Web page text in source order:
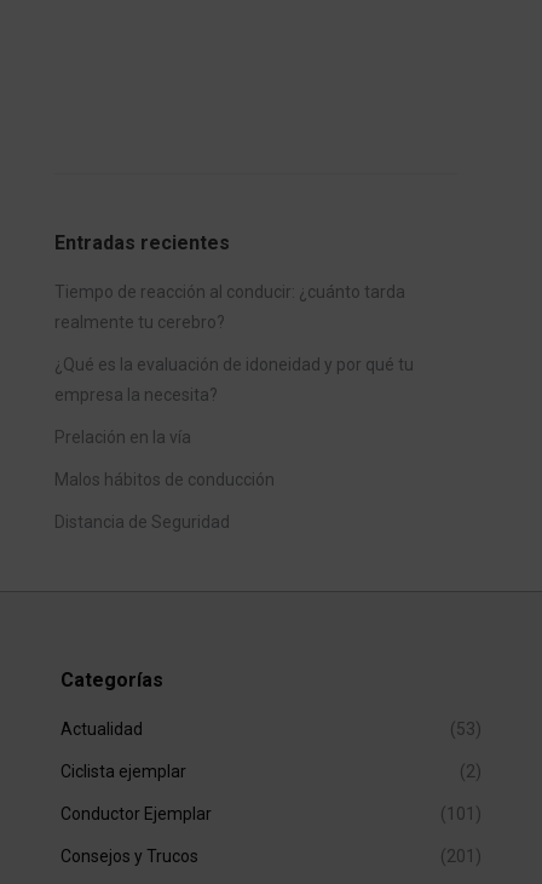
Entradas recientes
Tiempo de reacción al conducir: ¿cuánto tarda
realmente tu cerebro?
¿Qué es la evaluación de idoneidad y por qué tu
empresa la necesita?
Prelación en la vía
Malos hábitos de conducción
Distancia de Seguridad
Categorías
Actualidad (53)
Ciclista ejemplar (2)
Conductor Ejemplar (101)
Consejos y Trucos (201)